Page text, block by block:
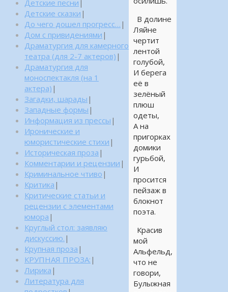
В долине
Ляйне
чертит
лентой
голубой,
И берега
её в
зелёный
плюш
одеты,
А на
пригорках
домики
гурьбой,
И
просится
пейзаж в
блокнот
поэта.
Красив
мой
Альфельд,
что не
говори,
Булыжная
Детские песни |
Детские сказки |
До чего дошел прогресс… |
Дом с привидениями |
Драматургия для камерного
театра (для 2-7 актеров) |
Драматургия для
моноспектакля (на 1
актера) |
Загадки, шарады |
Западные формы |
Информация из прессы |
Иронические и
юмористические стихи |
Историческая проза |
Комментарии и рецензии |
Криминальное чтиво |
Критика |
Критические статьи и
рецензии с элементами
юмора |
Круглый стол: заявляю
дискуссию. |
Крупная проза |
КРУПНАЯ ПРОЗА: |
Лирика |
Литература для